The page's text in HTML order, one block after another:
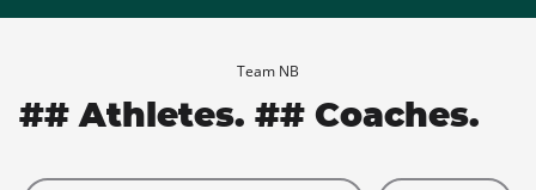
Team NB
## Athletes. ## Coaches.